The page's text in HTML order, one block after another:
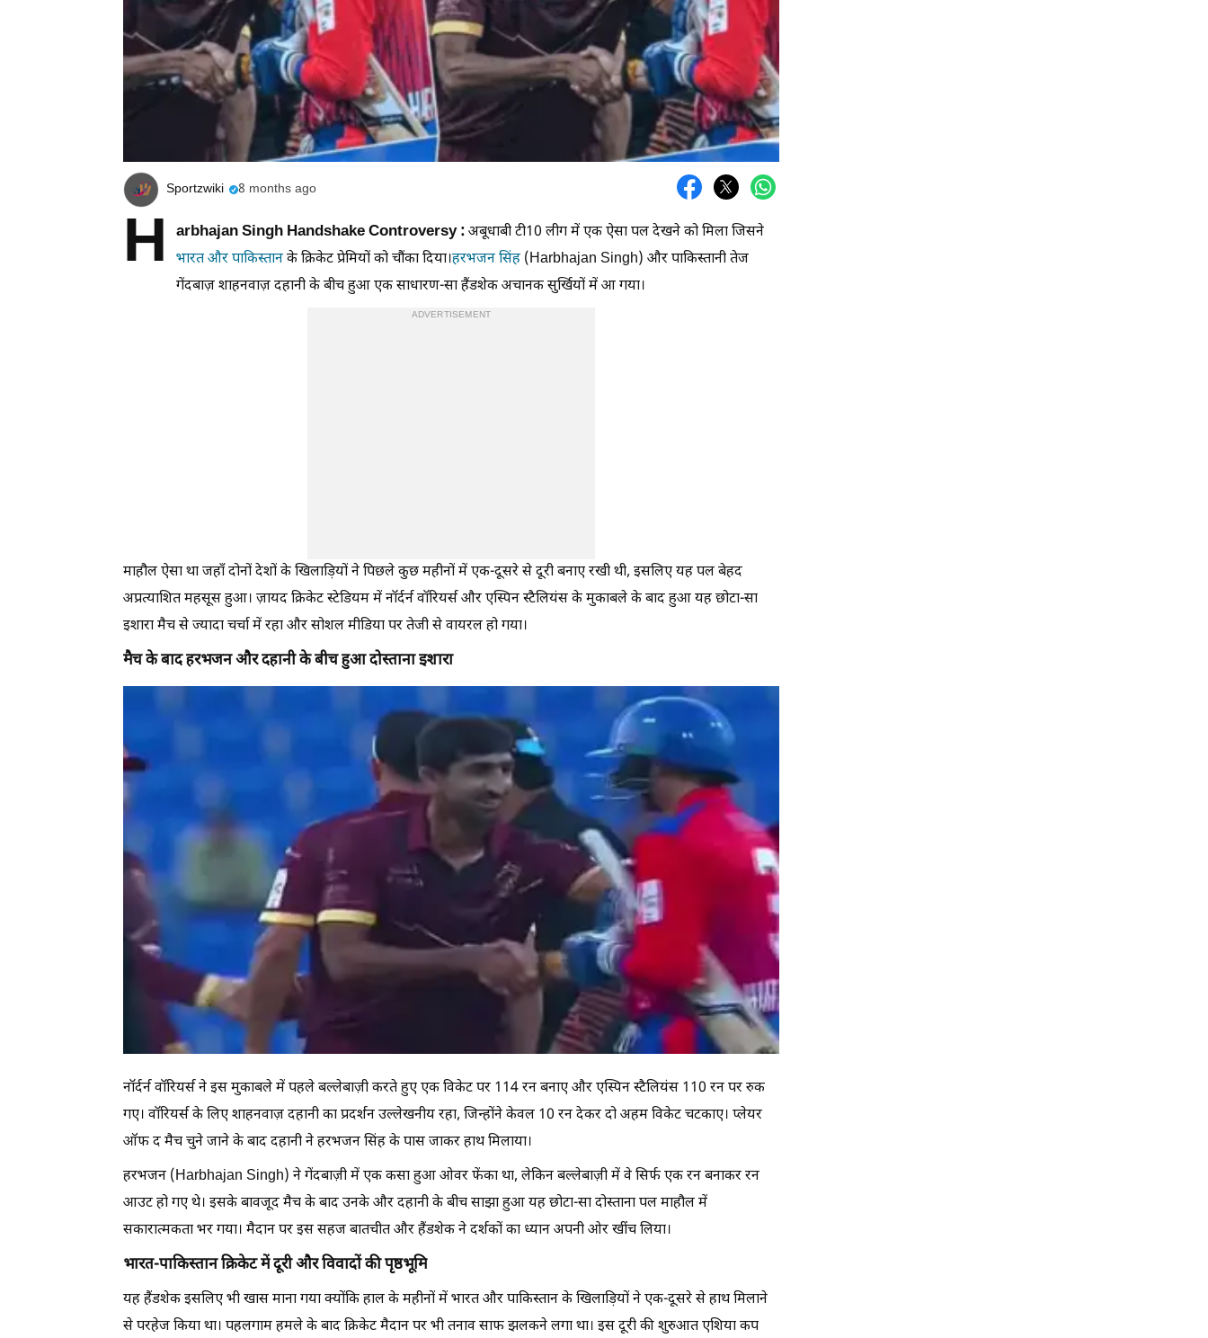
Sportzwiki 8 months ago
H arbhajan Singh Handshake Controversy :अबूधाबी टी10 लीग में एक ऐसा पल देखने को मिला जिसने
भारत और पाकिस्तानके क्रिकेट प्रेमियों को चौंका दिया।हरभजन सिंह (Harbhajan Singh) और पाकिस्तानी तेज
गेंदबाज़ शाहनवाज़ दहानी के बीच हुआ एक साधारण-सा हैंडशेक अचानक सुर्खियों में आ गया।
ADVERTISEMENT
माहौल ऐसा था जहाँ दोनों देशों के खिलाड़ियों ने पिछले कुछ महीनों में एक-दूसरे से दूरी बनाए रखी थी, इसलिए यह पल बेहद
अप्रत्याशित महसूस हुआ। ज़ायद क्रिकेट स्टेडियम में नॉर्दर्न वॉरियर्स और एस्पिन स्टैलियंस के मुकाबले के बाद हुआ यह छोटा-सा
इशारा मैच से ज्यादा चर्चा में रहा और सोशल मीडिया पर तेजी से वायरल हो गया।
मैच के बाद हरभजन और दहानी के बीच हुआ दोस्ताना इशारा
नॉर्दर्न वॉरियर्स ने इस मुकाबले में पहले बल्लेबाज़ी करते हुए एक विकेट पर 114 रन बनाए और एस्पिन स्टैलियंस 110 रन पर रुक
गए। वॉरियर्स के लिए शाहनवाज़ दहानी का प्रदर्शन उल्लेखनीय रहा, जिन्होंने केवल 10 रन देकर दो अहम विकेट चटकाए। प्लेयर
ऑफ द मैच चुने जाने के बाद दहानी ने हरभजन सिंह के पास जाकर हाथ मिलाया।
हरभजन (Harbhajan Singh) ने गेंदबाज़ी में एक कसा हुआ ओवर फेंका था, लेकिन बल्लेबाज़ी में वे सिर्फ एक रन बनाकर रन
आउट हो गए थे। इसके बावजूद मैच के बाद उनके और दहानी के बीच साझा हुआ यह छोटा-सा दोस्ताना पल माहौल में
सकारात्मकता भर गया। मैदान पर इस सहज बातचीत और हैंडशेक ने दर्शकों का ध्यान अपनी ओर खींच लिया।
भारत-पाकिस्तान क्रिकेट में दूरी और विवादों की पृष्ठभूमि
यह हैंडशेक इसलिए भी खास माना गया क्योंकि हाल के महीनों में भारत और पाकिस्तान के खिलाड़ियों ने एक-दूसरे से हाथ मिलाने
से परहेज किया था। पहलगाम हमले के बाद क्रिकेट मैदान पर भी तनाव साफ झलकने लगा था। इस दूरी की शुरुआत एशिया कप